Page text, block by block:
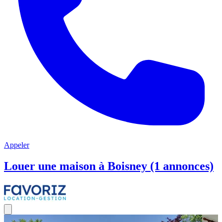
Appeler
Louer une maison à Boisney (1 annonces)